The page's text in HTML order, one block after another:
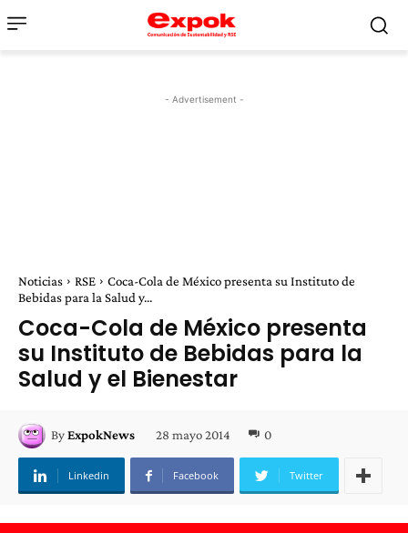
- Advertisement -
Noticias RSE
Coca-Cola de México presenta su Instituto de
Bebidas para la Salud y...
Coca-Cola de México presenta
su Instituto de Bebidas para la
Salud y el Bienestar
ByExpokNews 28 mayo 2014 0
Linkedin Facebook Twitter